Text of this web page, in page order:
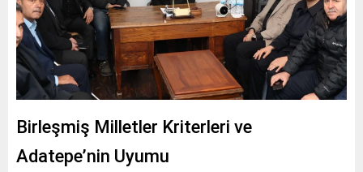
Birleşmiş Milletler Kriterleri ve
Adatepe’nin Uyumu